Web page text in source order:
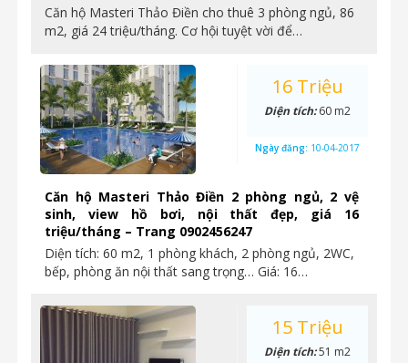
Căn hộ Masteri Thảo Điền cho thuê 3 phòng ngủ, 86
m2, giá 24 triệu/tháng. Cơ hội tuyệt vời để…
Căn hộ Masteri Thảo Điền 2 phòng ngủ, 2 vệ
sinh, view hồ bơi, nội thất đẹp, giá 16
triệu/tháng – Trang 0902456247
Diện tích: 60 m2, 1 phòng khách, 2 phòng ngủ, 2WC,
bếp, phòng ăn nội thất sang trọng… Giá: 16…
16 Triệu
Diện tích:60 m2
Ngày đăng: 10-04-2017
15 Triệu
Diện tích:51 m2